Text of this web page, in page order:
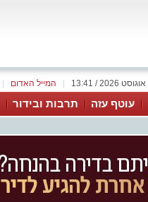
המייל האדום
עוטף עזה תרבות ובידור